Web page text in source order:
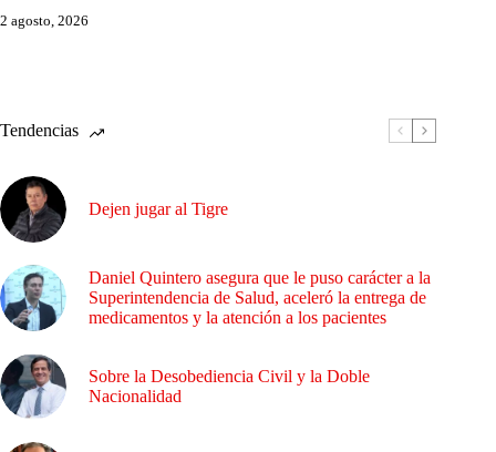
2 agosto, 2026
Tendencias
Dejen jugar al Tigre
Daniel Quintero asegura que le puso carácter a la
Superintendencia de Salud, aceleró la entrega de
medicamentos y la atención a los pacientes
Sobre la Desobediencia Civil y la Doble
Nacionalidad